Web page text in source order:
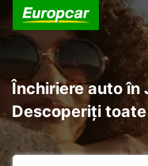
Închiriere auto în
Descoperiți